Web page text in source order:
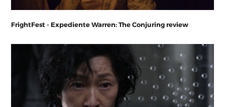
FrightFest - Expediente Warren: The Conjuring review